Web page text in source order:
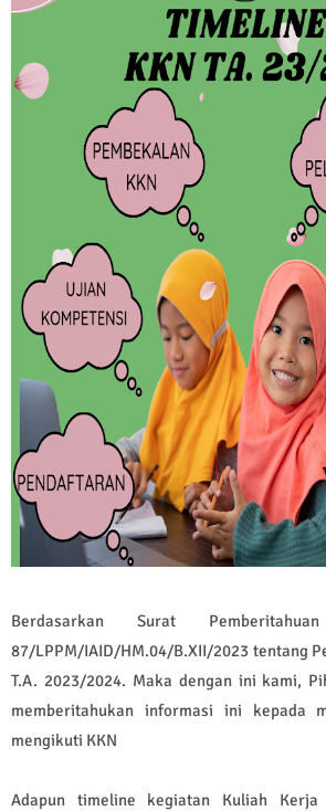
Berdasarkan Surat
87/LPPM/IAID/HM.04/B.XII/2023 tentang
T.A. 2023/2024. Maka dengan ini kami,
memberitahukan informasi ini kepada
mengikuti KKN
Adapun timeline kegiatan Kuliah